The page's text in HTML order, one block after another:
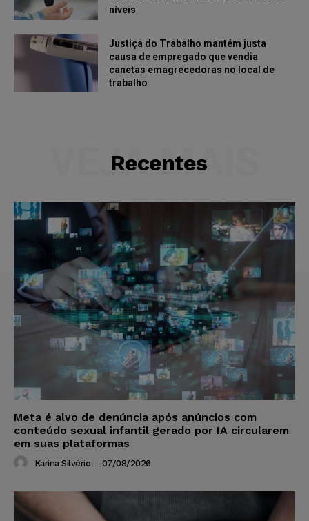
níveis
Justiça do Trabalho mantém justa
causa de empregado que vendia
canetas emagrecedoras no local de
trabalho
Recentes
VEJA MAIS
Meta é alvo de denúncia após anúncios com
conteúdo sexual infantil gerado por IA circularem
em suas plataformas
Karina Silvério - 07/08/2026